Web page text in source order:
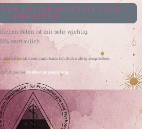
INSPIRATIONSLETTER
ERHALTEN
Daten ist mir sehr wichtig.
vertraulich.
aber hilfreich denn dann kann ich dich richtig ansprechen.
meiner Datenschutzerklärung.